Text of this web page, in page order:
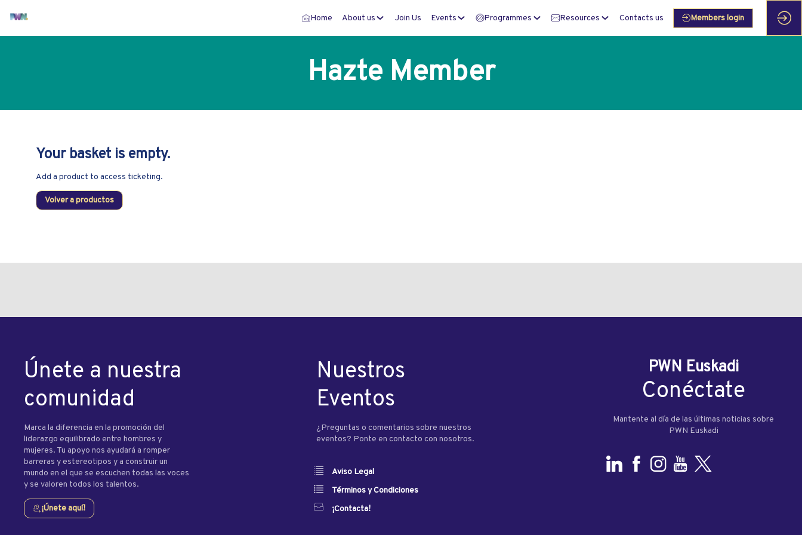
Home About us Join Us Events Programmes Resources Contacts us Members login
Hazte Member
Your basket is empty.
Add a product to access ticketing.
Volver a productos
Únete a nuestra
comunidad
Marca la diferencia en la promoción del
liderazgo equilibrado entre hombres y
mujeres. Tu apoyo nos ayudará a romper
barreras y estereotipos y a construir un
mundo en el que se escuchen todas las voces
y se valoren todos los talentos.
¡Únete aquí!
Nuestros
Eventos
¿Preguntas o comentarios sobre nuestros
eventos? Ponte en contacto con nosotros.
Aviso Legal
Términos y Condiciones
¡Contacta!
PWN Euskadi
Conéctate
Mantente al día de las últimas noticias sobre
PWN Euskadi